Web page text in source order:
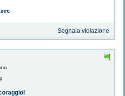
Segnala violazione